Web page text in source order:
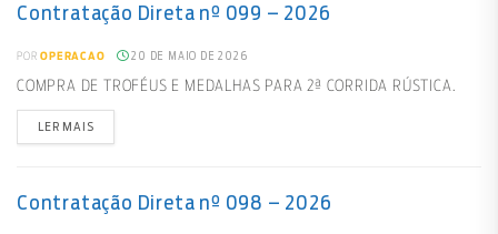
Contratação Direta nº 099 – 2026
POR OPERACAO 20 DE MAIO DE 2026
COMPRA DE TROFÉUS E MEDALHAS PARA 2ª CORRIDA RÚSTICA.
LER MAIS
Contratação Direta nº 098 – 2026